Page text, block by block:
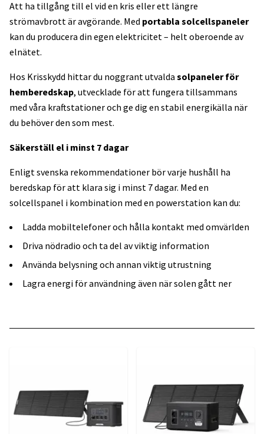
Att ha tillgång till el vid en kris eller ett längre
strömavbrott är avgörande. Med portabla solcellspaneler
kan du producera din egen elektricitet – helt oberoende av
elnätet.
Hos Krisskydd hittar du noggrant utvalda solpaneler för
hemberedskap, utvecklade för att fungera tillsammans
med våra kraftstationer och ge dig en stabil energikälla när
du behöver den som mest.
Säkerställ el i minst 7 dagar
Enligt svenska rekommendationer bör varje hushåll ha
beredskap för att klara sig i minst 7 dagar. Med en
solcellspanel i kombination med en powerstation kan du:
Ladda mobiltelefoner och hålla kontakt med omvärlden
Driva nödradio och ta del av viktig information
Använda belysning och annan viktig utrustning
Lagra energi för användning även när solen gått ner